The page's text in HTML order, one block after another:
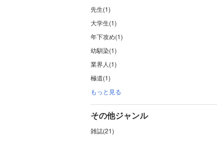
先生(1)
大学生(1)
年下攻め(1)
幼馴染(1)
業界人(1)
極道(1)
もっと見る
その他ジャンル
雑誌(21)